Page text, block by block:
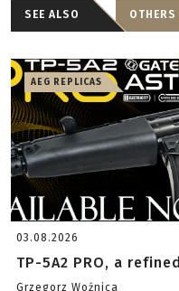
SEE ALSO
AEG REPLICAS
03.08.2026
TP-5A2 PRO, a
Grzegorz Woźnica